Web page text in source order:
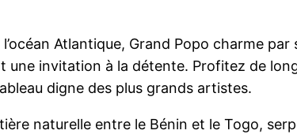
l’océan Atlantique, Grand Popo charme
une invitation à la détente. Profitez de
digne des plus grands artistes.
naturelle entre le Bénin et le Togo,